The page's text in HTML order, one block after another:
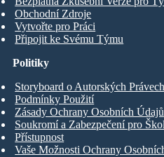
Obchodní Zdroje
Vytvořte pro Práci
Připojit ke Svému Týmu
Politiky
Storyboard o Autorských
Podmínky Použití
Zásady Ochrany Osobních Údajů
Soukromí a Zabezpečení pro
Přístupnost
Vaše Možnosti Ochrany